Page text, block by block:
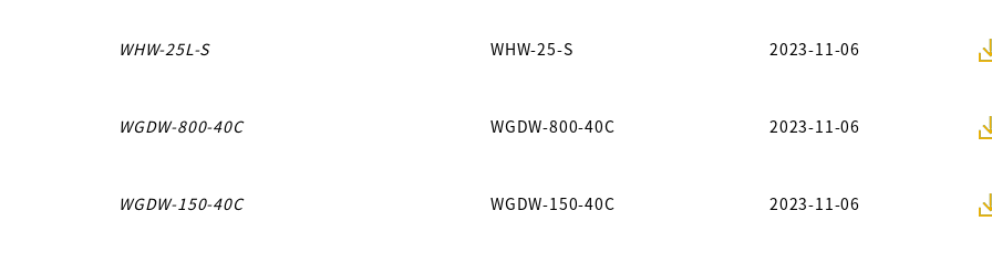
WHW-25L-S WHW-25-S 2023-11-06
WGDW-800-40C WGDW-800-40C 2023-11-06
WGDW-150-40C WGDW-150-40C 2023-11-06